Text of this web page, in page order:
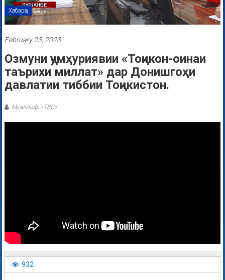
Хабарҳо
February 23, 2023
Озмуни ҷумҳуриявии «Тоҷикон-оинаи
таърихи миллат» дар Донишгоҳи
давлатии тиббии Тоҷикистон.
Муаллиф: «ТВС»
932